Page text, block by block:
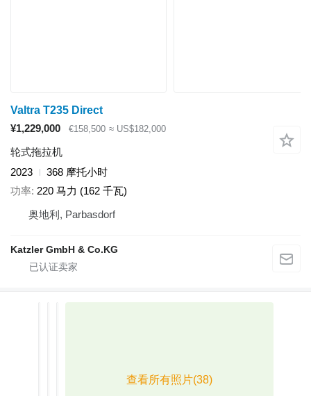
Valtra T235 Direct
¥1,229,000
€158,500 ≈ US$182,000
轮式拖拉机
2023
368 摩托小时
功率 220 马力 (162 千瓦)
奥地利, Parbasdorf
Katzler GmbH & Co.KG